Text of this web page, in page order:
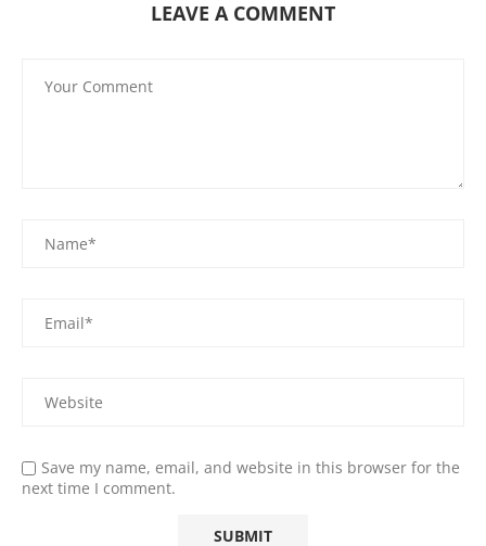
LEAVE A COMMENT
Save my name, email, and website in this browser for the
next time I comment.